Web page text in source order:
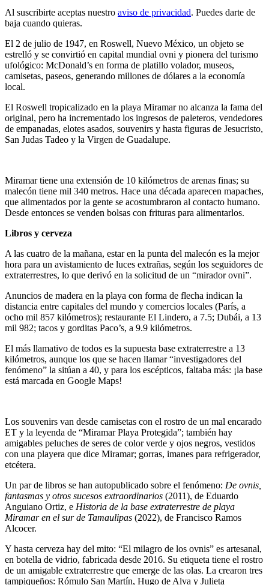
Al suscribirte aceptas nuestro aviso de privacidad. Puedes darte de
baja cuando quieras.
El 2 de julio de 1947, en Roswell, Nuevo México, un objeto se
estrelló y se convirtió en capital mundial ovni y pionera del turismo
ufológico: McDonald’s en forma de platillo volador, museos,
camisetas, paseos, generando millones de dólares a la economía
local.
El Roswell tropicalizado en la playa Miramar no alcanza la fama del
original, pero ha incrementado los ingresos de paleteros, vendedores
de empanadas, elotes asados, souvenirs y hasta figuras de Jesucristo,
San Judas Tadeo y la Virgen de Guadalupe.
Miramar tiene una extensión de 10 kilómetros de arenas finas; su
malecón tiene mil 340 metros. Hace una década aparecen mapaches,
que alimentados por la gente se acostumbraron al contacto humano.
Desde entonces se venden bolsas con frituras para alimentarlos.
Libros y cerveza
A las cuatro de la mañana, estar en la punta del malecón es la mejor
hora para un avistamiento de luces extrañas, según los seguidores de
extraterrestres, lo que derivó en la solicitud de un “mirador ovni”.
Anuncios de madera en la playa con forma de flecha indican la
distancia entre capitales del mundo y comercios locales (París, a
ocho mil 857 kilómetros); restaurante El Lindero, a 7.5; Dubái, a 13
mil 982; tacos y gorditas Paco’s, a 9.9 kilómetros.
El más llamativo de todos es la supuesta base extraterrestre a 13
kilómetros, aunque los que se hacen llamar “investigadores del
fenómeno” la sitúan a 40, y para los escépticos, faltaba más: ¡la base
está marcada en Google Maps!
Los souvenirs van desde camisetas con el rostro de un mal encarado
ET y la leyenda de “Miramar Playa Protegida”; también hay
amigables peluches de seres de color verde y ojos negros, vestidos
con una playera que dice Miramar; gorras, imanes para refrigerador,
etcétera.
Un par de libros se han autopublicado sobre el fenómeno: De ovnis,
fantasmas y otros sucesos extraordinarios (2011), de Eduardo
Anguiano Ortiz, e Historia de la base extraterrestre de playa
Miramar en el sur de Tamaulipas (2022), de Francisco Ramos
Alcocer.
Y hasta cerveza hay del mito: “El milagro de los ovnis” es artesanal,
en botella de vidrio, fabricada desde 2016. Su etiqueta tiene el rostro
de un amigable extraterrestre que emerge de las olas. La crearon tres
tampiqueños: Rómulo San Martín, Hugo de Alva y Julieta